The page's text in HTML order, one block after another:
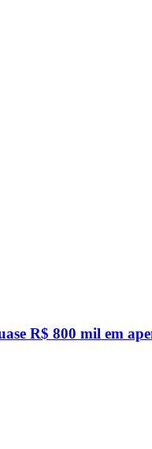
R$ 800 mil em